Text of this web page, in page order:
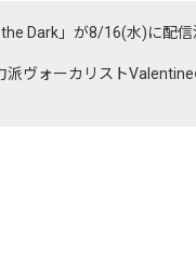
Dark」が8/16(水)に配信
派ヴォーカリスト